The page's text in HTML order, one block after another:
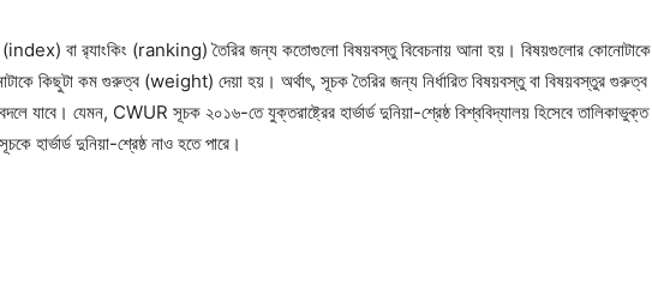
বা র‍্যাংকিং (ranking) তৈরির জন্য কতোগুলো বিষয়বস্তু বিবেচনায় আনা হয়। বিষয়গুলোর কোনোটাকে
কিছুটা কম গুরুত্ব (weight) দেয়া হয়। অর্থাৎ, সূচক তৈরির জন্য নির্ধারিত বিষয়বস্তু বা বিষয়বস্তুর গুরুত্ব
যাবে। যেমন, CWUR সূচক ২০১৬-তে যুক্তরাষ্ট্রের হার্ভার্ড দুনিয়া-শ্রেষ্ঠ বিশ্ববিদ্যালয় হিসেবে তালিকাভুক্ত
হার্ভার্ড দুনিয়া-শ্রেষ্ঠ নাও হতে পারে।